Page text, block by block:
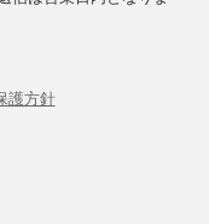
護方針